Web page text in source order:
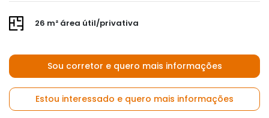
26 m² área útil/privativa
Sou corretor e quero mais informações
Estou interessado e quero mais informações